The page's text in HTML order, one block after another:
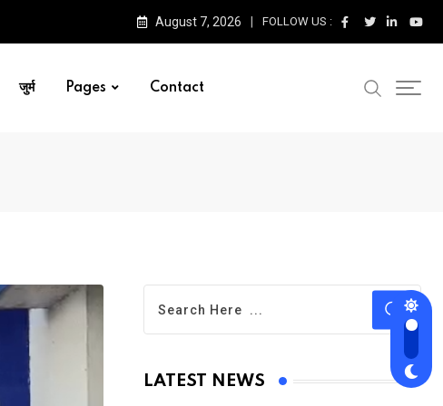
August 7, 2026 FOLLOW US :
जुर्म Pages Contact
LATEST NEWS